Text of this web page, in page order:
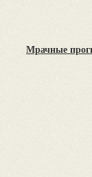
Мрачные